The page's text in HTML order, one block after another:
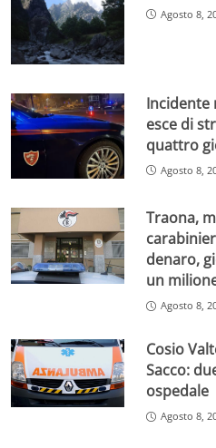
Agosto 8,
Incidente
esce di
quattro
Agosto 8,
Traona,
denaro,
un
Agosto 8,
Cosio
Sacco:
ospedale
Agosto 8,